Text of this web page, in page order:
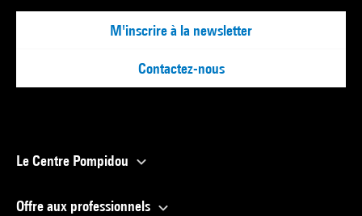
M'inscrire à la newsletter
Contactez-nous
Le Centre Pompidou
Offre aux professionnels